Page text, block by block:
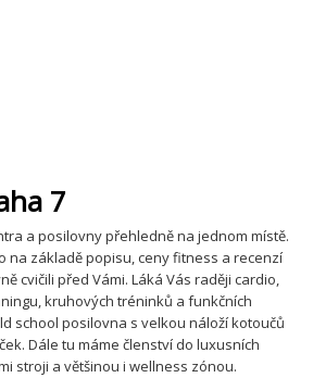
7
a posilovny přehledně na jednom místě.
na základě popisu, ceny fitness a recenzí
cvičili před Vámi. Láká Vás raději cardio,
kruhových tréninků a funkčních
school posilovna s velkou náloží kotoučů
Dále tu máme členství do luxusních
stroji a většinou i wellness zónou.